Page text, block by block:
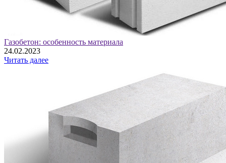
Газобетон: особенность материала
24.02.2023
Читать далее